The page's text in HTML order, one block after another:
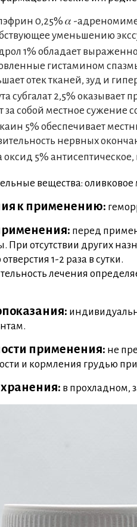
0,25% 𝛼 -
уменьшению
1% обладает
гистамином
отек тканей, зуд и
субгалат 2,5%
за собой местное сужение
5% обеспечивает
нервных
оксид 5%
вещества:
к применению:
перед
При отсутствии других
1-2 раза в сутки.
лечения
применения: не
и кормления грудью
в прохладном,